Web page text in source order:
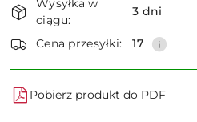
i
dostawa
Wysyłka w
ciągu:
3 dni
Cena przesyłki: 17
Pobierz produkt do PDF